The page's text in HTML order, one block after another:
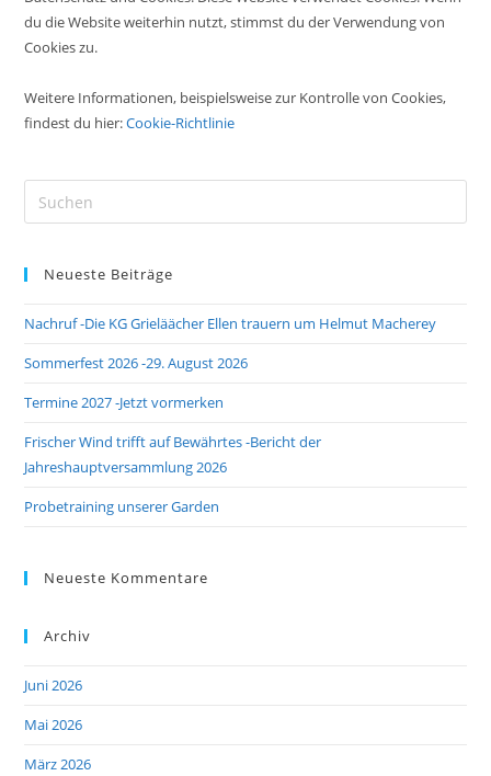
du die Website weiterhin nutzt, stimmst du der Verwendung von
Cookies zu.
Weitere Informationen, beispielsweise zur Kontrolle von Cookies,
findest du hier:Cookie-Richtlinie
Neueste Beiträge
Nachruf -Die KG Grieläächer Ellen trauern um Helmut Macherey
Sommerfest 2026 -29. August 2026
Termine 2027 -Jetzt vormerken
Frischer Wind trifft auf Bewährtes -Bericht der
Jahreshauptversammlung 2026
Probetraining unserer Garden
Neueste Kommentare
Archiv
Juni 2026
Mai 2026
März 2026